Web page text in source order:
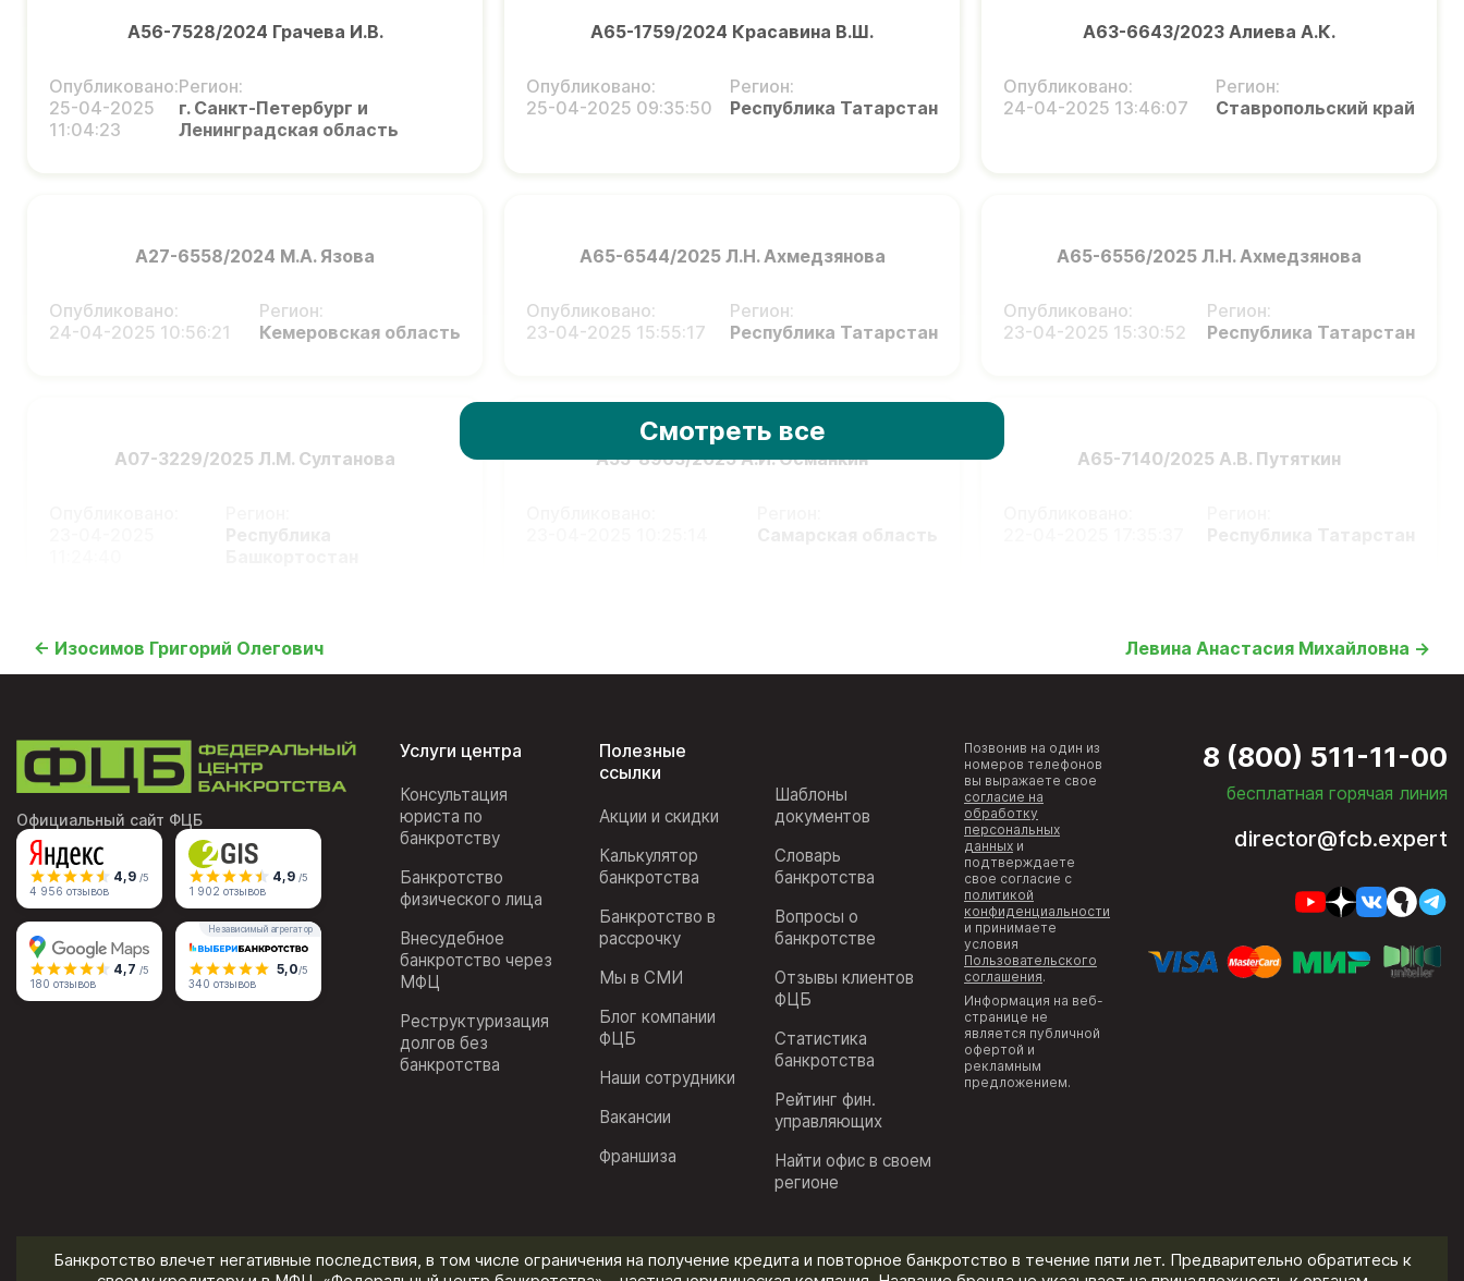
А56-7528/2024 Грачева И.В.
Опубликовано:
25-04-2025
11:04:23
Регион:
г. Санкт-Петербург и
Ленинградская область
А65-1759/2024 Красавина В.Ш.
Опубликовано:
25-04-2025 09:35:50
Регион:
Республика Татарстан
А63-6643/2023 Алиева А.К.
Опубликовано:
24-04-2025 13:46:07
Регион:
Ставропольский край
А27-6558/2024 М.А. Язова
Опубликовано:
24-04-2025 10:56:21
Регион:
Кемеровская область
А65-6544/2025 Л.Н. Ахмедзянова
Опубликовано:
23-04-2025 15:55:17
Регион:
Республика Татарстан
А65-6556/2025 Л.Н. Ахмедзянова
Опубликовано:
23-04-2025 15:30:52
Регион:
Республика Татарстан
А07-3229/2025 Л.М. Султанова А55-8963/2025 А.И. Османкин А65-7140/2025 А.В. Путяткин
Смотреть все
← Изосимов Григорий Олегович Левина Анастасия Михайловна →
Официальный сайт ФЦБ
4,9 /5
4 956 отзывов
4,9 /5
1 902 отзывов
4,7 /5
180 отзывов
Независимый агрегатор
5,0/5
340 отзывов
Услуги центра
Консультация
юриста по
банкротству
Банкротство
физического лица
Внесудебное
банкротство через
МФЦ
Реструктуризация
долгов без
банкротства
Полезные
ссылки
Акции и скидки
Калькулятор
банкротства
Банкротство в
рассрочку
Мы в СМИ
Блог компании
ФЦБ
Наши сотрудники
Вакансии
Франшиза
Шаблоны
документов
Словарь
банкротства
Вопросы о
банкротстве
Отзывы клиентов
ФЦБ
Статистика
банкротства
Рейтинг фин.
управляющих
Найти офис в своем
регионе
Позвонив на один из
номеров телефонов
вы выражаете свое
согласие на
обработку
персональных
данных и
подтверждаете
свое согласие с
политикой
конфиденциальности
и принимаете
условия
Пользовательского
соглашения.
Информация на веб-
странице не
является публичной
офертой и
рекламным
предложением.
8 (800) 511-11-00
бесплатная горячая линия
director@fcb.expert
Банкротство влечет негативные последствия, в том числе ограничения на получение кредита и повторное банкротство в течение пяти лет. Предварительно обратитесь к